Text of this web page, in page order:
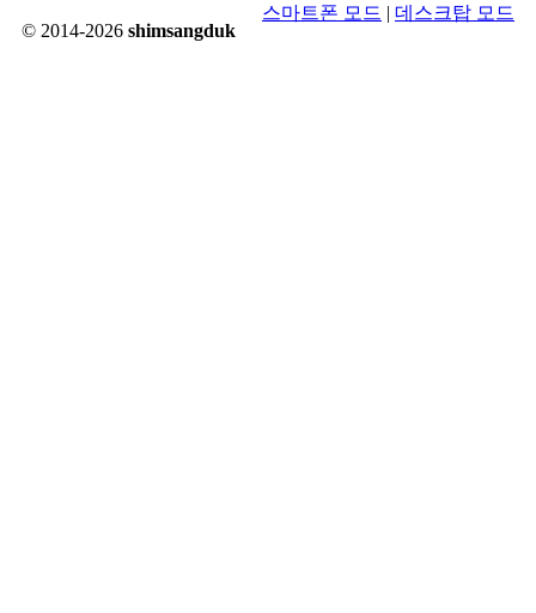
© 2014-2026 shimsangduk
스마트폰 모드 | 데스크탑 모드